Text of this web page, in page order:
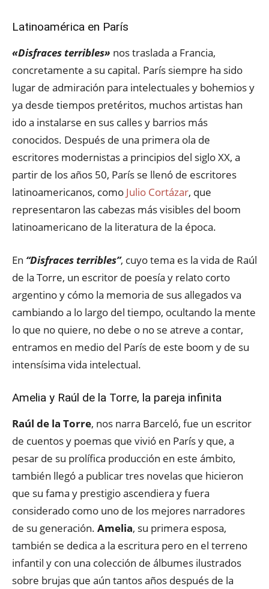
Latinoamérica en París
«Disfraces terribles» nos traslada a Francia,
concretamente a su capital. París siempre ha sido
lugar de admiración para intelectuales y bohemios y
ya desde tiempos pretéritos, muchos artistas han
ido a instalarse en sus calles y barrios más
conocidos. Después de una primera ola de
escritores modernistas a principios del siglo XX, a
partir de los años 50, París se llenó de escritores
latinoamericanos, como Julio Cortázar, que
representaron las cabezas más visibles del boom
latinoamericano de la literatura de la época.
En “Disfraces terribles”, cuyo tema es la vida de Raúl
de la Torre, un escritor de poesía y relato corto
argentino y cómo la memoria de sus allegados va
cambiando a lo largo del tiempo, ocultando la mente
lo que no quiere, no debe o no se atreve a contar,
entramos en medio del París de este boom y de su
intensísima vida intelectual.
Amelia y Raúl de la Torre, la pareja infinita
Raúl de la Torre, nos narra Barceló, fue un escritor
de cuentos y poemas que vivió en París y que, a
pesar de su prolífica producción en este ámbito,
también llegó a publicar tres novelas que hicieron
que su fama y prestigio ascendiera y fuera
considerado como uno de los mejores narradores
de su generación. Amelia, su primera esposa,
también se dedica a la escritura pero en el terreno
infantil y con una colección de álbumes ilustrados
sobre brujas que aún tantos años después de la